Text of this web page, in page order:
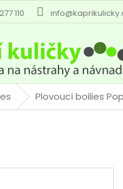
110
Plovoucí boilies